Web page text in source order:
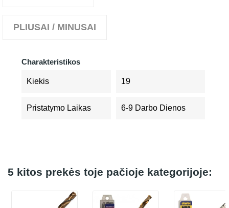
PLIUSAI / MINUSAI
Charakteristikos
Kiekis 19
Pristatymo Laikas 6-9 Darbo Dienos
5 kitos prekės toje pačioje kategorijoje: